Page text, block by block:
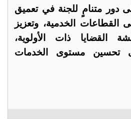
دور متنامٍ للجنة في تعميق
القطاعات الخدمية، وتعزيز
القضايا ذات الأولوية،
تحسين مستوى الخدمات